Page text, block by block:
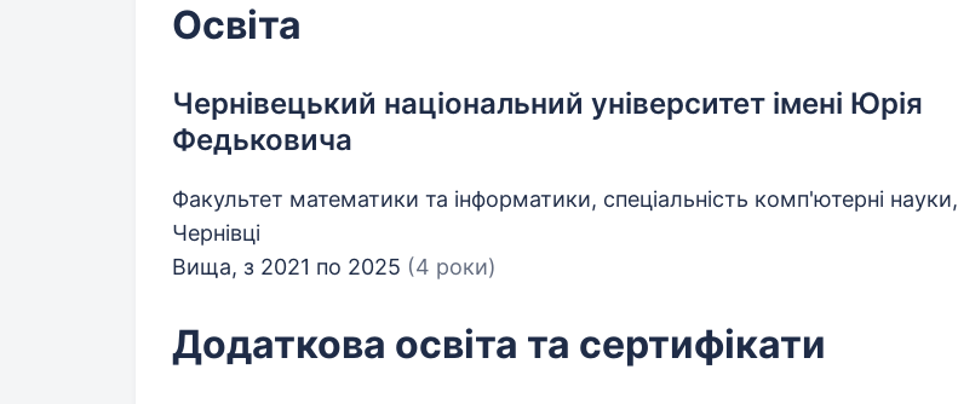
Освіта
Чернівецький національний університет імені Юрія
Федьковича
Факультет математики та інформатики, спеціальність комп'ютерні науки,
Чернівці
Вища, з 2021 по 2025 (4 роки)
Додаткова освіта та сертифікати